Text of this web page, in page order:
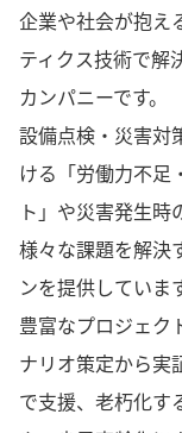
企業や社会が抱え
ティクス技術で解
カンパニーです。
設備点検・災害対
ける「労働力不足
ト」や災害発生
様々な課題を解決
ンを提供していま
豊富なプロジェク
ナリオ策定から実
で支援、老朽化す